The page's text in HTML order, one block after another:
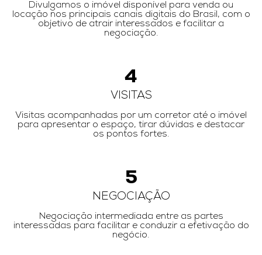
Divulgamos o imóvel disponível para venda ou
locação nos principais canais digitais do Brasil, com o
objetivo de atrair interessados e facilitar a
negociação.
4
VISITAS
Visitas acompanhadas por um corretor até o imóvel
para apresentar o espaço, tirar dúvidas e destacar
os pontos fortes.
5
NEGOCIAÇÃO
Negociação intermediada entre as partes
interessadas para facilitar e conduzir a efetivação do
negócio.